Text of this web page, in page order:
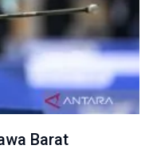
Barat